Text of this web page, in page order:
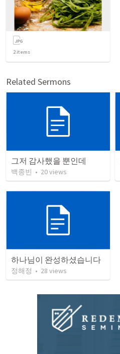
2items
Related Sermons
그저 감사했을 뿐인데
백종빈 • 20views
하나님이 완성하셨습니다
정해정 • 28 views